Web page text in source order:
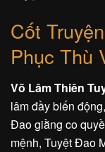
Cốt
Phục Thù
Võ Lâm Thiên
lâm đầy biến
Đao giằng co
mệnh, Tuyệt Đao